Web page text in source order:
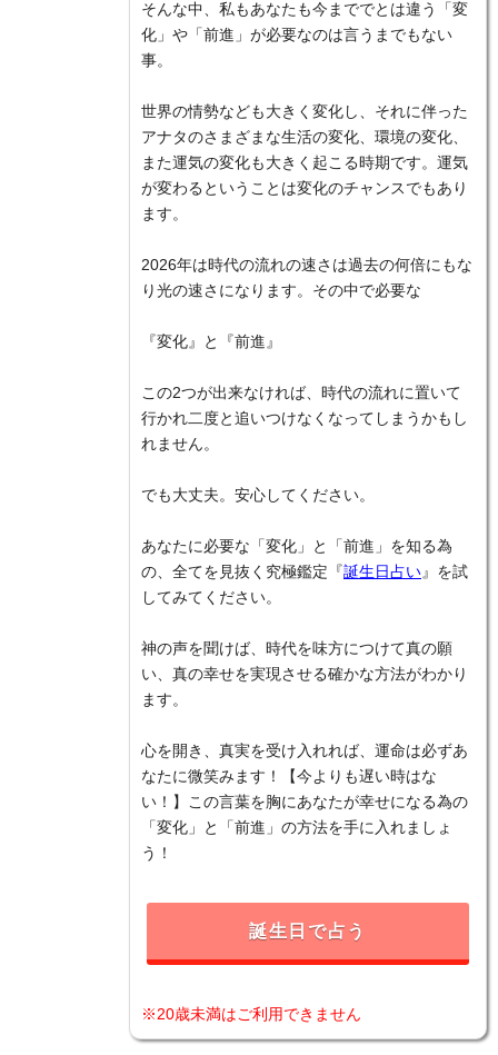
そんな中、私もあなたも今まででとは違う「変
化」や「前進」が必要なのは言うまでもない
事。
世界の情勢なども大きく変化し、それに伴った
アナタのさまざまな生活の変化、環境の変化、
また運気の変化も大きく起こる時期です。運気
が変わるということは変化のチャンスでもあり
ます。
2026年は時代の流れの速さは過去の何倍にもな
り光の速さになります。その中で必要な
『変化』と『前進』
この2つが出来なければ、時代の流れに置いて
行かれ二度と追いつけなくなってしまうかもし
れません。
でも大丈夫。安心してください。
あなたに必要な「変化」と「前進」を知る為
の、全てを見抜く究極鑑定『誕生日占い 』を試
してみてください。
神の声を聞けば、時代を味方につけて真の願
い、真の幸せを実現させる確かな方法がわかり
ます。
心を開き、真実を受け入れれば、運命は必ずあ
なたに微笑みます！【今よりも遅い時はな
い！】この言葉を胸にあなたが幸せになる為の
「変化」と「前進」の方法を手に入れましょ
う！
誕生日で占う
※20歳未満はご利用できません